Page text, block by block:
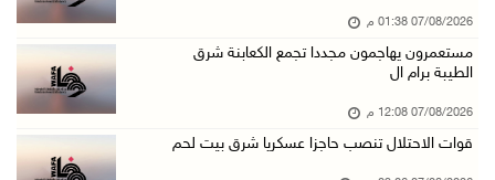
07/آب/2026 10:12 ص
قوات الاحتلال تنصب حاجزا عسكريا شرق بيت لحم
07/08/2026 01:38 م
مستعمرون يهاجمون مجددا تجمع الكعابنة شرق
الطيبة برام ال
07/08/2026 12:08 م
قوات الاحتلال تنصب حاجزا عسكريا شرق بيت لحم